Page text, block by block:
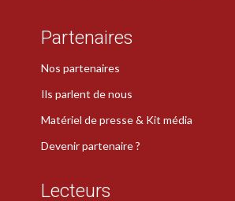
Partenaires
Nos partenaires
Ils parlent de nous
Matériel de presse & Kit média
Devenir partenaire ?
Lecteurs